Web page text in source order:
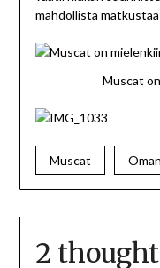
mahdollista
Muscat
Muscat Oman
2